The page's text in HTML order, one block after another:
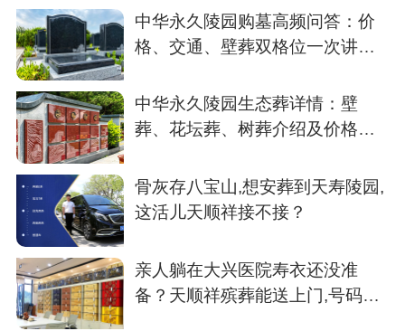
中华永久陵园购墓高频问答：价
格、交通、壁葬双格位一次讲清
中华永久陵园生态葬详情：壁
葬、花坛葬、树葬介绍及价格参
骨灰存八宝山,想安葬到天寿陵园,
这活儿天顺祥接不接？
亲人躺在大兴医院寿衣还没准
备？天顺祥殡葬能送上门,号码我